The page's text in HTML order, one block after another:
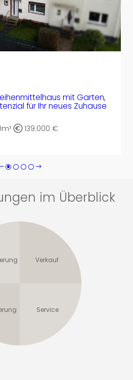
Reihenmittelhaus mit Garten,
für Ihr neues Zuhause
139.000 €
im Überblick
Verkauf
Service